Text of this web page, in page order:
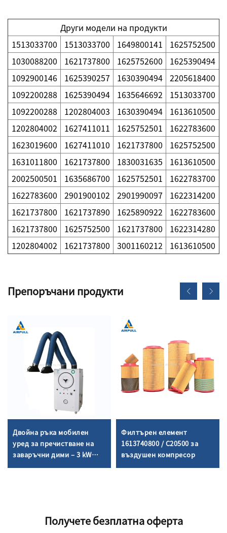
Други модели на продукти
1513033700
1513033700 1649800141
1625752500
1030088200
1621737800 1625752600
1625390494
1092900146
1625390257 1630390494
2205618400
1092200288
1625390494 1635646692
1513033700
1092200288
1202804003 1630390494
1613610500
1202804002
1627411011 1625752501
1622783600
1623019600
1627411010 1621737800
1625752500
1631011800
1621737800 1830031635
1613610500
2002500501
1635686700 1625752501
1622783700
1622783600
2901900102 2901990097
1622314200
1621737800
1621737890 1625890922
1622783600
1621737800
1625752500 1621737800
1622314280
1202804002
1621737800 3001160212 1613610500
Препоръчани продукти
Двойна ръка мобилен
уред за пречистване на
заваръчни дими – 3 kW
Филтърен елемент
1613740800 / C20500 за
въздушен компресор
Получете безплатна оферта